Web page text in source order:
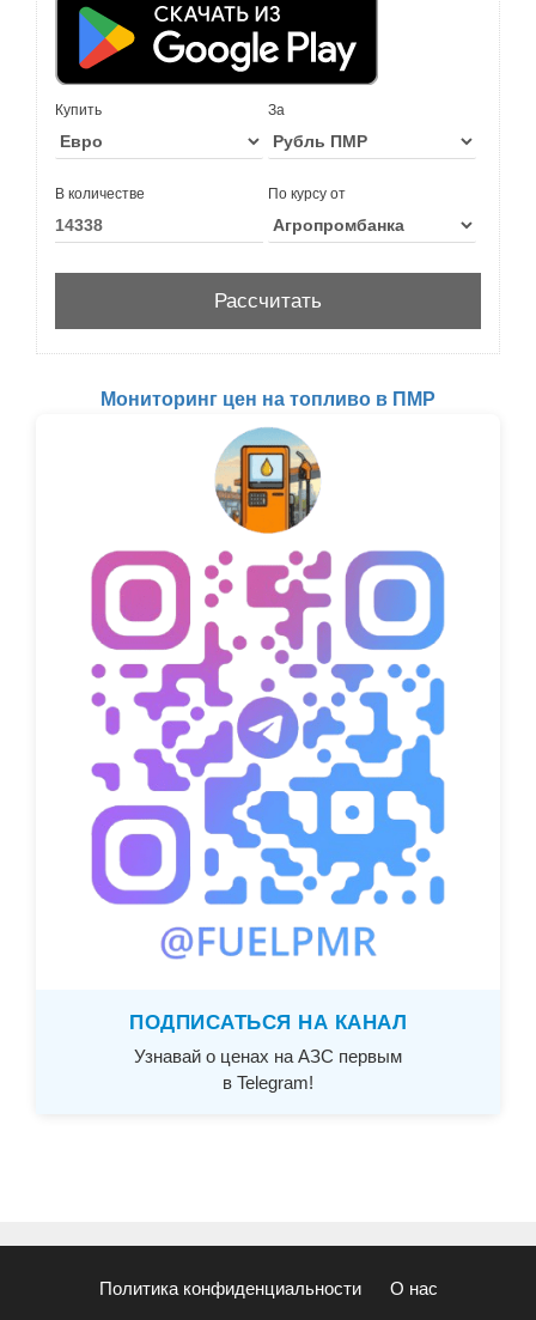
Купить За
В количестве По курсу от
Мониторинг цен на топливо в ПМР
ПОДПИСАТЬСЯ НА КАНАЛ
Узнавай о ценах на АЗС первым
в Telegram!
Политика конфиденциальности О нас